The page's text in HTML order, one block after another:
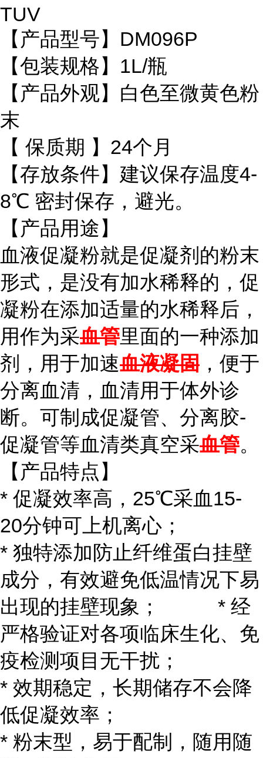
TUV
【产品型号】DM096P
【包装规格】1L/瓶
【产品外观】白色至微黄色粉
末
【 保质期 】24个月
【存放条件】建议保存温度4-
8℃ 密封保存，避光。
【产品用途】
血液促凝粉就是促凝剂的粉末
形式，是没有加水稀释的，促
凝粉在添加适量的水稀释后，
用作为采血管里面的一种添加
剂，用于加速血液凝固 ，便于
分离血清，血清用于体外诊
断。可制成促凝管、分离胶-
促凝管等血清类真空采血管。
【产品特点】
* 促凝效率高，25℃采血15-
20分钟可上机离心；
* 独特添加防止纤维蛋白挂壁
成分，有效避免低温情况下易
出现的挂壁现象； * 经
严格验证对各项临床生化、免
疫检测项目无干扰；
* 效期稳定，长期储存不会降
低促凝效率；
* 粉末型，易于配制，随用随